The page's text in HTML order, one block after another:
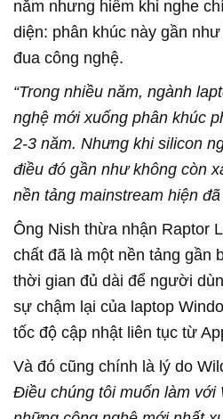
năm nhưng hiếm khi nghe
diện: phân khúc này gần
đua công nghệ.
“Trong nhiều năm, ngành
nghệ mới xuống phân khúc
2-3 năm. Nhưng khi silicon
điều đó gần như không còn
nền tảng mainstream hiện
Ông Nish thừa nhận Raptor
chất đã là một nền tảng gần
thời gian đủ dài để người
sự chậm lại của laptop
tốc độ cập nhật liên tục từ
Và đó cũng chính là lý do
Điều chúng tôi muốn làm với